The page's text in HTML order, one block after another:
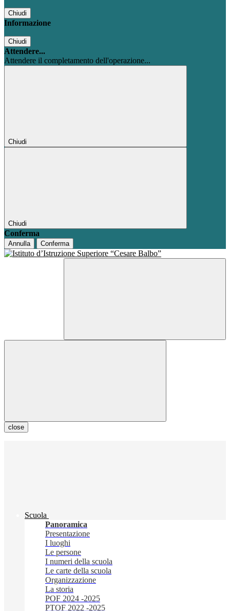
Chiudi
Informazione
Chiudi
Attendere...
Attendere il completamento dell'operazione...
Chiudi
Chiudi
Conferma
Annulla Conferma
close
Scuola
Panoramica
Presentazione
I luoghi
Le persone
I numeri della scuola
Le carte della scuola
Organizzazione
La storia
POF 2024 -2025
PTOF 2022 -2025